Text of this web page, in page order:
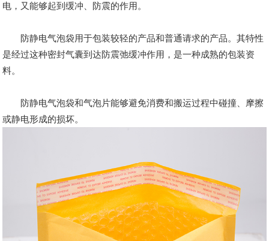
电，又能够起到缓冲、防震的作用。
防静电气泡袋用于包装较轻的产品和普通请求的产品。其特性
是经过这种密封气囊到达防震弛缓冲作用，是一种成熟的包装资
料。
防静电气泡袋和气泡片能够避免消费和搬运过程中碰撞、摩擦
或静电形成的损坏。